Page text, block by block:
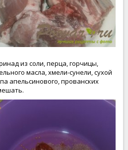
из соли, перца, горчицы,
масла, хмели-сунели, сухой
апельсинового, прованских